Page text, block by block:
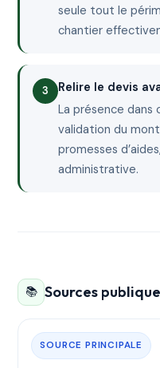
seule tout le
chantier
Relire le devis
La présence
validation du
promesses
administrative.
📚 Sources
SOURCE PRINCIPALE